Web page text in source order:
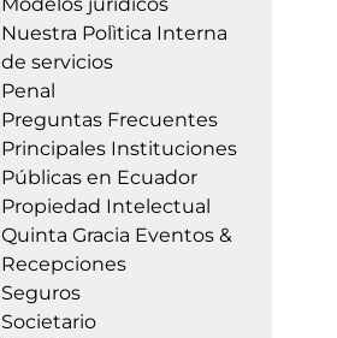
Modelos jurídicos
Nuestra Polìtica Interna
de servicios
Penal
Preguntas Frecuentes
Principales Instituciones
Públicas en Ecuador
Propiedad Intelectual
Quinta Gracia Eventos &
Recepciones
Seguros
Societario